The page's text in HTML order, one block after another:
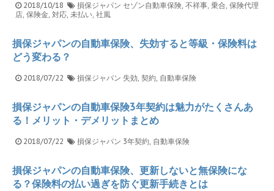
2018/10/18 損保ジャパン セゾン自動車保険, 不祥事, 乗合, 保険代理
店, 保険金, 対応, 未払い, 社風
損保ジャパンの自動車保険、失効すると等級・保険料は
どう変わる？
2018/07/22 損保ジャパン 失効, 契約, 自動車保険
損保ジャパンの自動車保険3年契約は魅力がたくさんあ
る！メリット・デメリットまとめ
2018/07/22 損保ジャパン 3年契約, 自動車保険
損保ジャパンの自動車保険、更新しないと無保険にな
る？保険料の払い過ぎを防ぐ更新手続きとは